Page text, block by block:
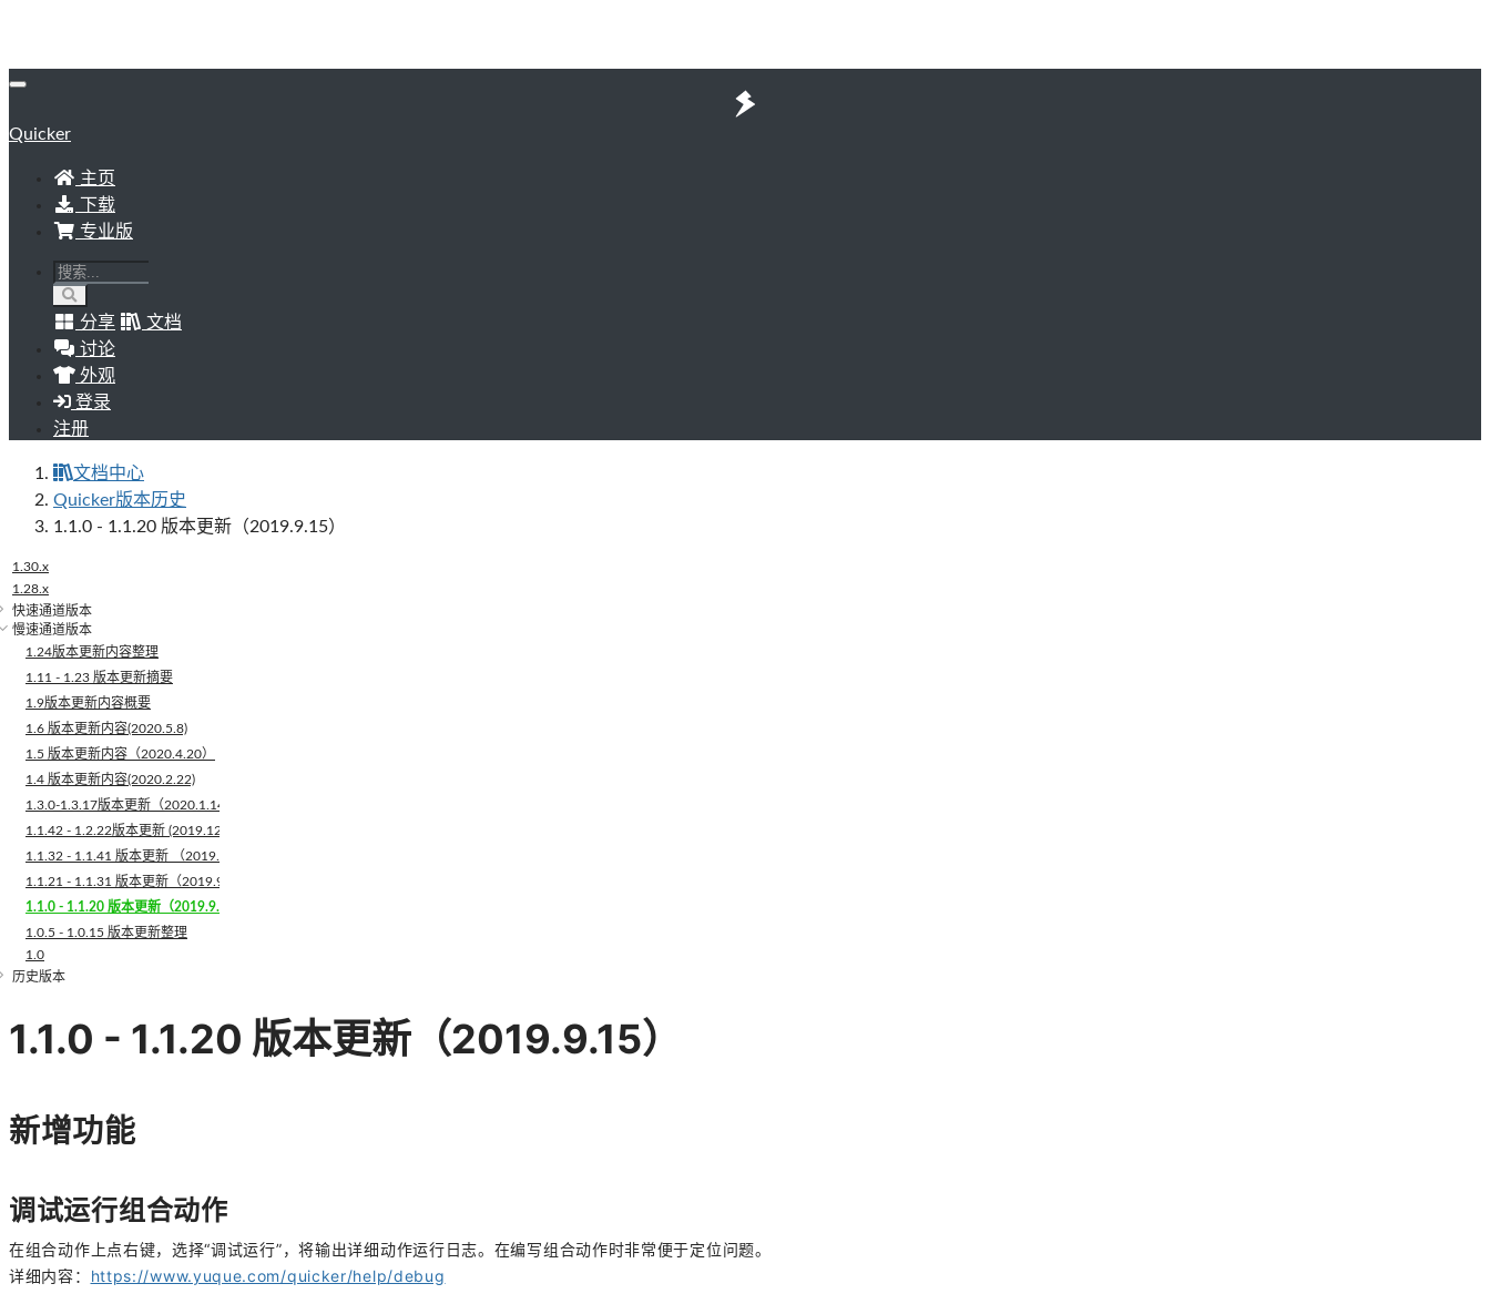
Quicker
主页
下载
专业版
分享
文档
讨论
外观
登录
注册
文档中心
Quicker版本历史
1.1.0 - 1.1.20 版本更新（2019.9.15）
1.30.x
1.28.x
快速通道版本
慢速通道版本
1.24版本更新内容整理
1.11 - 1.23 版本更新摘要
1.9版本更新内容概要
1.6 版本更新内容(2020.5.8)
1.5 版本更新内容（2020.4.20）
1.4 版本更新内容(2020.2.22)
1.3.0-1.3.17版本更新（2020.1.14）
1.1.42 - 1.2.22版本更新 (2019.12.17)
1.1.32 - 1.1.41 版本更新 （2019.11.1）
1.1.21 - 1.1.31 版本更新（2019.9.27）
1.1.0 - 1.1.20 版本更新（2019.9.15）
1.0.5 - 1.0.15 版本更新整理
1.0
历史版本
1.1.0 - 1.1.20 版本更新（2019.9.15）
新增功能
调试运行组合动作
在组合动作上点右键，选择“调试运行”，将输出详细动作运行日志。在编写组合动作时非常便于定位问题。
详细内容： https://www.yuque.com/quicker/help/debug